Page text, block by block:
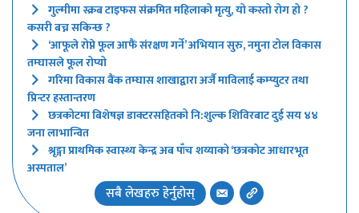
गुल्मीमा स्क्रब टाइफस संक्रमित महिलाको मृत्यु, यो कस्तो रोग हो ?
कसरी बच्न सकिन्छ ?
‘आफूले रोप्ने फूल आफैं संरक्षण गर्ने’ अभियान सुरु, नमुना टोल विकास
तम्घासले फूल रोप्यो
गरिमा विकास बैंक तम्घास शाखाद्वारा अर्जै माविलाई कम्प्युटर तथा
प्रिन्टर हस्तान्तरण
छत्रकोटमा बिशेषज्ञ डाक्टरसहितको नि:शुल्क शिविरबाट दुई सय ४४
जना लाभान्वित
श्रृङ्गा प्राथमिक स्वास्थ्य केन्द्र अब पाँच शय्याको ‘छत्रकोट आधारभूत
अस्पताल’
सबै लेखहरु हेर्नुहोस्